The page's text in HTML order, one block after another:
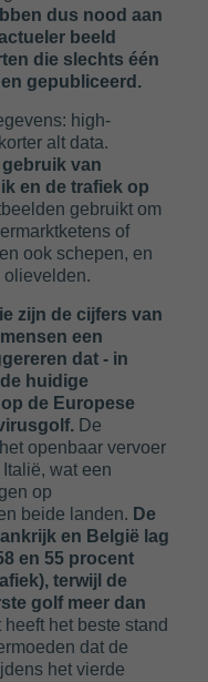
dus nood aan
beeld
die slechts één
gepubliceerd.
high-
alt data.
van
en de trafiek op
gebruikt om
of
ook schepen, en
olievelden.
zijn de cijfers van
een
dat - in
huidige
de Europese
De
openbaar vervoer
wat een
op
beide landen. De
en België lag
en 55 procent
terwijl de
golf meer dan
heeft het beste stand
dat de
het vierde